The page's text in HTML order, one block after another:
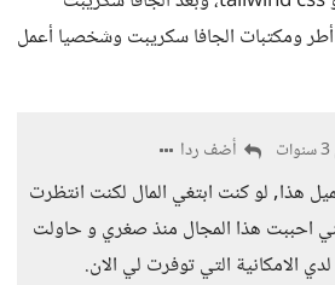
ومكتبات الجافا سكريبت وشخصيا أعمل
أضف ردا
هذا, لو كنت ابتغي المال لكنت انتظرت
احببت هذا المجال منذ صغري و حاولت
الامكانية التي توفرت لي الان.